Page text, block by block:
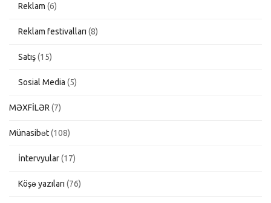
Reklam (6)
Reklam festivalları (8)
Satış(15)
Sosial Media (5)
MƏXFİLƏR (7)
Münasibət(108)
İntervyular(17)
Köşə yazıları (76)